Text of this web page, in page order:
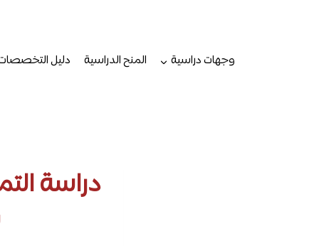
وجهات دراسية
المنح الدراسية دليل